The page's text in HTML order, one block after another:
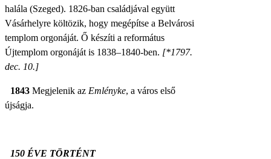
halála (Szeged). 1826-ban családjával együtt
Vásárhelyre költözik, hogy megépítse a Belvárosi
templom orgonáját. Ő készíti a református
Újtemplom orgonáját is 1838–1840-ben. [*1797.
dec. 10.]
1843Megjelenik az Emlényke, a város első
újságja.
150 ÉVE TÖRTÉNT